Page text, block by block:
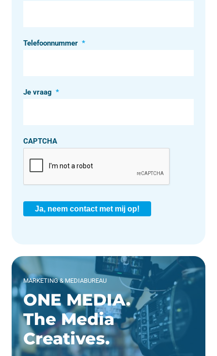
Telefoonnummer *
Je vraag *
CAPTCHA
Ja, neem contact met mij op!
MARKETING & MEDIABUREAU
ONE MEDIA.
The Media
Creatives.